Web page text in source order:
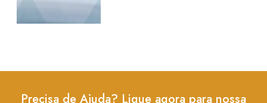
Precisa de Ajuda? Ligue agora para nossa